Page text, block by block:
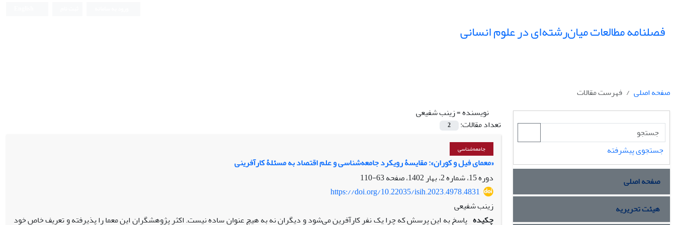
فصلنامه مطالعات میان‌رشته‌ای در علوم انسانی
صفحه اصلی
فهرست مقالات
نویسنده =زینب شفیعی
تعداد مقالات:
2
جامعه‌شناسی
«معمای فیل و کوران»: مقایسۀ رویکرد جامعه‌شناسی و علم اقتصاد به مسئلۀ کارآفرینی
دوره 15، شماره 2، بهار 1402، صفحه
63-110
https://doi.org/10.22035/isih.2023.4978.4831
زینب شفیعی
چکیده پاسخ به این پرسش که چرا یک نفر کارآفرین می‌شود و دیگران نه به هیچ عنوان ساده نیست. اکثر پژوهشگران این معما را پذیرفته‌ و تعریف خاص خود
جستجوی پیشرفته
صفحه اصلی
هیئت تحریریه